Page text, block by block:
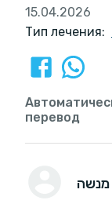
15.04.2026
Тип лечения:
перевод
מנשה